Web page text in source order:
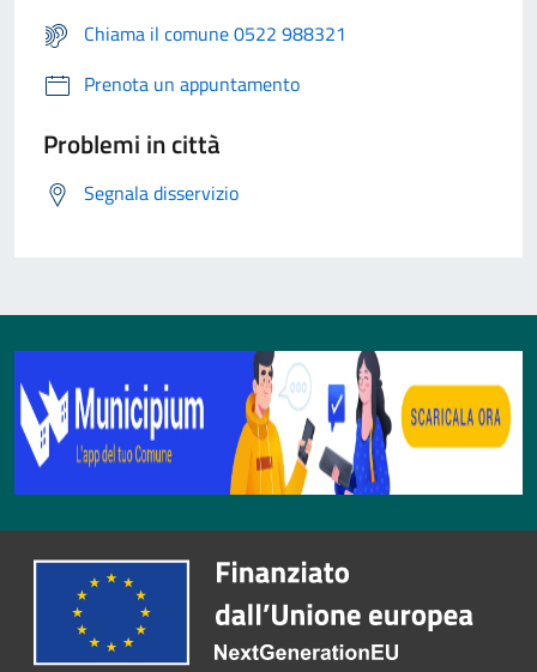
Chiama il comune 0522 988321
Prenota un appuntamento
Problemi in città
Segnala disservizio